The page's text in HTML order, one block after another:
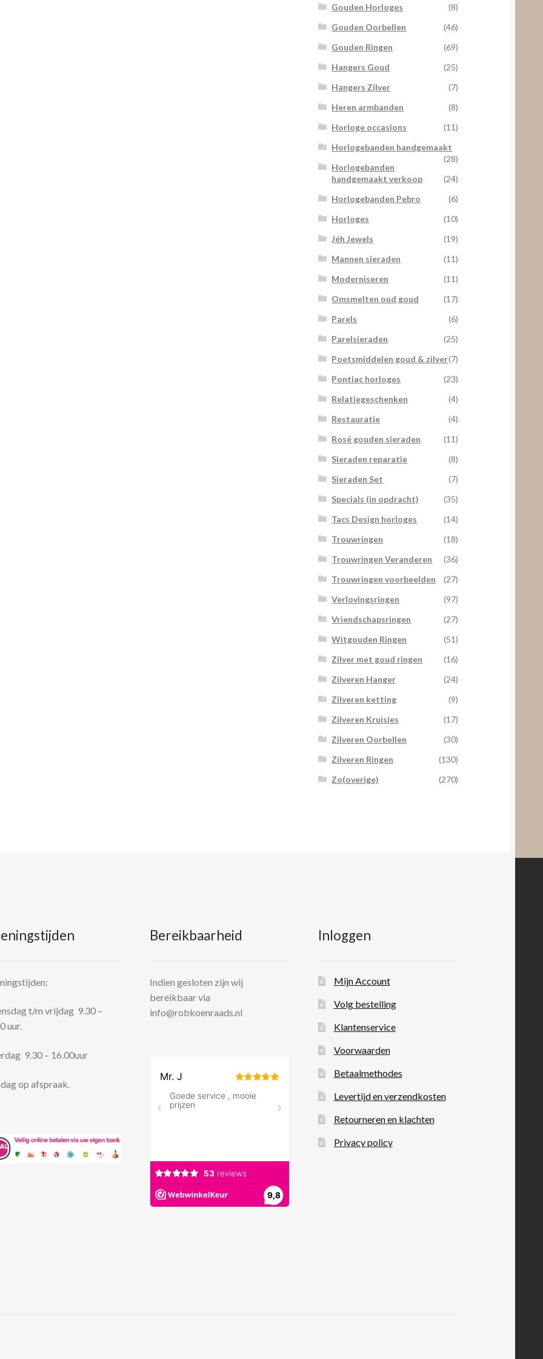
Gouden Horloges
(8)
Gouden Oorbellen
(46)
Gouden Ringen
(69)
Hangers Goud
(25)
Hangers Zilver
(7)
Heren armbanden
(8)
Horloge occasions
(11)
Horlogebanden handgemaakt
(28)
Horlogebanden
handgemaakt verkoop
(24)
Horlogebanden Pebro
(6)
Horloges
(10)
Jéh Jewels
(19)
Mannen sieraden
(11)
Moderniseren
(11)
Omsmelten oud goud
(17)
Parels
(6)
Parelsieraden
(25)
Poetsmiddelen goud & zilver(7)
Pontiac horloges
(23)
Relatiegeschenken
(4)
Restauratie
(4)
Rosé gouden sieraden
(11)
Sieraden reparatie
(8)
Sieraden Set
(7)
Specials (in opdracht)
(35)
Tacs Design horloges
(14)
Trouwringen
(18)
Trouwringen Veranderen
(36)
Trouwringen voorbeelden
(27)
Verlovingsringen
(97)
Vriendschapsringen
(27)
Witgouden Ringen
(51)
Zilver met goud ringen
(16)
Zilveren Hanger
(24)
Zilveren ketting
(9)
Zilveren Kruisjes
(17)
Zilveren Oorbellen
(30)
Zilveren Ringen
(130)
Zo(overige)
(270)
t/m vrijdag 9.30 –
uur.
9.30 – 16.00uur
op afspraak.
Bereikbaarheid
Indien gesloten zijn wij
bereikbaar via
info@robkoenraads.nl
Inloggen
Mijn Account
Volg bestelling
Klantenservice
Voorwaarden
Betaalmethodes
Levertijd en verzendkosten
Retourneren en klachten
Privacy policy